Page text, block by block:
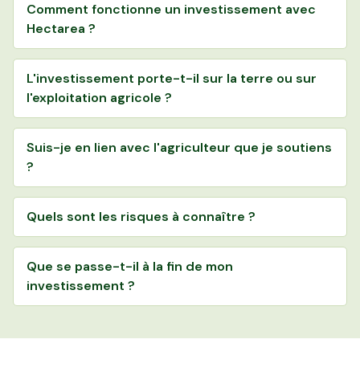
Comment fonctionne un investissement avec
Hectarea ?
L'investissement porte-t-il sur la terre ou sur
l'exploitation agricole ?
Suis-je en lien avec l'agriculteur que je soutiens
?
Quels sont les risques à connaître ?
Que se passe-t-il à la fin de mon
investissement ?